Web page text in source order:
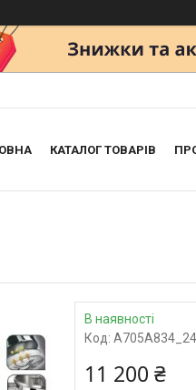
КАТАЛОГ ТОВАРІВ
В наявності
Код:
11 200 ₴